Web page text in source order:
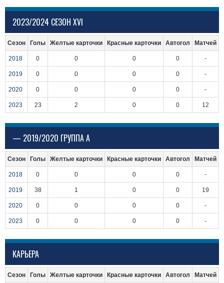
2023/2024 СЕЗОН XVI
Сезон Голы Желтые карточки Красные карточки Автогол Матчей
2018 0 0 0 0 -
2019 0 0 0 0 -
2020 0 0 0 0 -
2023 23 2 0 0 12
— 2019/2020 ГРУППА А
Сезон Голы Желтые карточки Красные карточки Автогол Матчей
2018 0 0 0 0 -
2019 38 1 0 0 19
2020 0 0 0 0 -
2023 0 0 0 0 -
КАРЬЕРА
Сезон Голы Желтые карточки Красные карточки Автогол Матчей